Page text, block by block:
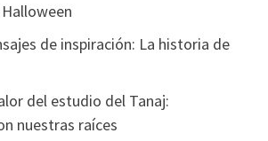
de inspiración: La historia de
del estudio del Tanaj:
nuestras raíces